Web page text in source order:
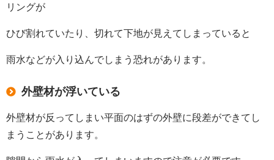
リングが
ひび割れていたり、切れて下地が見えてしまっていると
雨水などが入り込んでしまう恐れがあります。
外壁材が浮いている
外壁材が反ってしまい平面のはずの外壁に段差ができてし
まうことがあります。